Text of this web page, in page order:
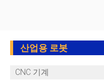
산업용 로봇
CNC 기계